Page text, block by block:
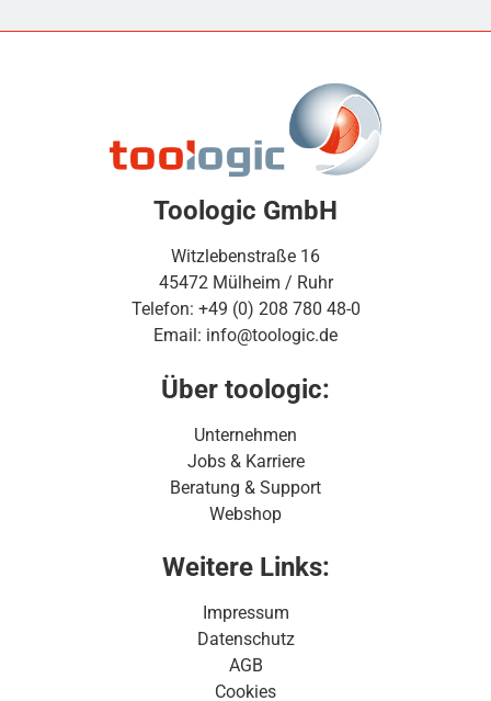
Toologic GmbH
Witzlebenstraße 16
45472 Mülheim / Ruhr
Telefon: +49 (0) 208 780 48-0
Email: info@toologic.de
Über toologic:
Unternehmen
Jobs & Karriere
Beratung & Support
Webshop
Weitere Links:
Impressum
Datenschutz
AGB
Cookies